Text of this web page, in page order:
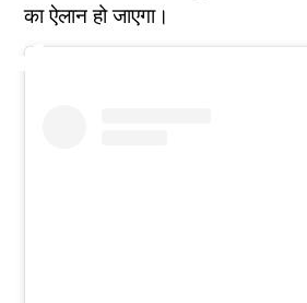
का ऐलान हो जाएगा।